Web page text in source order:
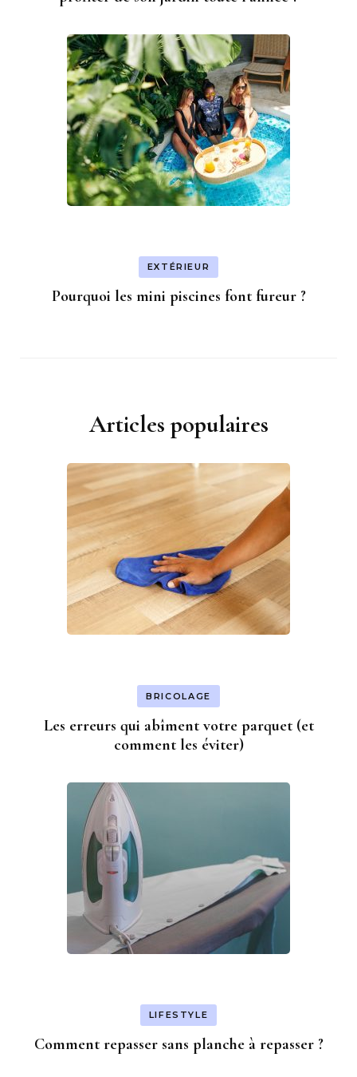
EXTÉRIEUR
Pourquoi les mini piscines font fureur ?
Articles populaires
BRICOLAGE
Les erreurs qui abîment votre parquet (et
comment les éviter)
LIFESTYLE
Comment repasser sans planche à repasser ?